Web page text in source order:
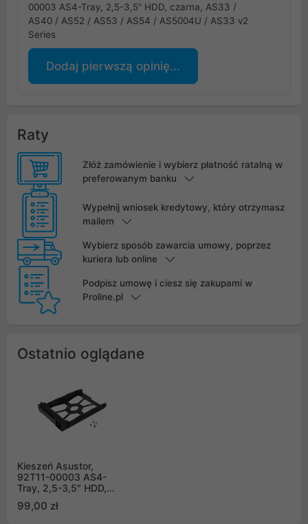
00003 AS4-Tray, 2,5-3,5" HDD, czarna, AS33 /
AS40 / AS52 / AS53 / AS54 / AS5004U / AS33 v2
Series
Dodaj pierwszą opinię...
Raty
Złóż zamówienie i wybierz płatność ratalną w
preferowanym banku
Wypełnij wniosek kredytowy, który otrzymasz
mailem
Wybierz sposób zawarcia umowy, poprzez
kuriera lub online
Podpisz umowę i ciesz się zakupami w
Proline.pl
Ostatnio oglądane
Kieszeń Asustor,
92T11-00003 AS4-
Tray, 2,5-3,5" HDD,
AS52 / AS53 / AS54 /
99,00 zł